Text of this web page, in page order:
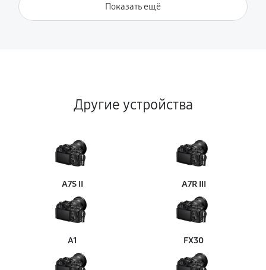
Показать ещё
Другие устройства
A7S II A7R III
A1 FX30